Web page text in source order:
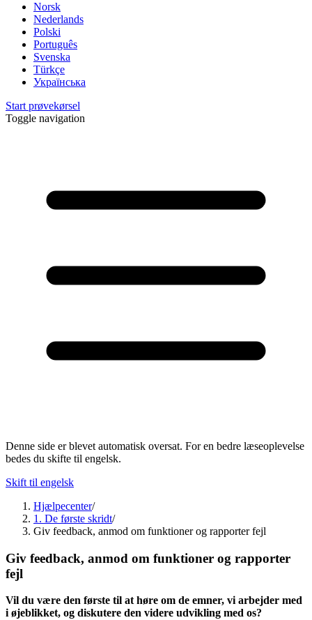
Norsk
Nederlands
Polski
Português
Svenska
Türkçe
Українська
Start prøvekørsel
Toggle navigation
Denne side er blevet automatisk oversat. For en bedre læseoplevelse
bedes du skifte til engelsk.
Skift til engelsk
Hjælpecenter/
1. De første skridt/
Giv feedback, anmod om funktioner og rapporter fejl
Giv feedback, anmod om funktioner og rapporter
fejl
Vil du være den første til at høre om de emner, vi arbejder med
i øjeblikket, og diskutere den videre udvikling med os?